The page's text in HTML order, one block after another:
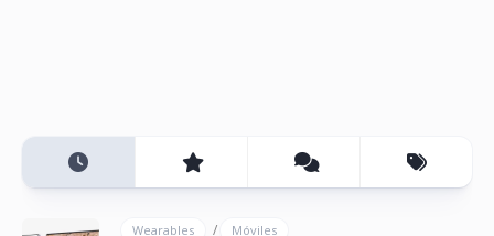
Wearables / Móviles